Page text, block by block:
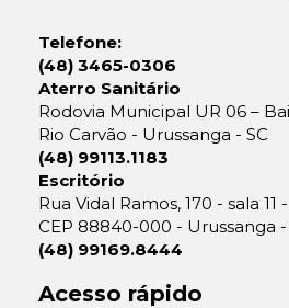
Telefone:
(48) 3465-0306
Aterro Sanitário
Rodovia Municipal UR 06 –
Rio Carvão - Urussanga - SC
(48) 99113.1183
Escritório
Rua Vidal Ramos, 170 - sala 11
CEP 88840-000 - Urussanga -
(48) 99169.8444
Acesso rápido